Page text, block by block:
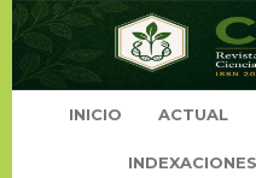
INICIO ACTUAL
INDEXACIONES